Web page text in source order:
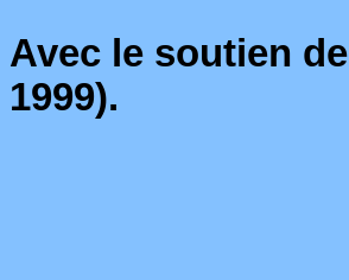
Avec le soutien de
1999).